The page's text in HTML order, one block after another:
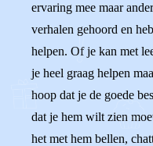
ervaring mee maar
verhalen gehoord en
helpen. Of je kan met
je heel graag helpen
hoop dat je de goede
dat je hem wilt zien
het met hem bellen,